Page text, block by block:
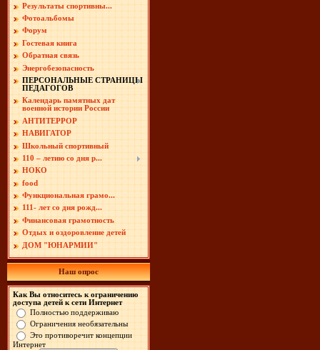
Результаты спортивны...
Фотоальбомы
Форум
Гостевая книга
Обратная связь
Энергобезопасность
ПЕРСОНАЛЬНЫЕ СТРАНИЦЫ
ПЕДАГОГОВ
Календарь памятных дат
военной истории России
АНТИТЕРРОР
НАВИГАТОР
Школьный спортивный
110 – летию со дня р...
НОКО
food
Функциональная грамо...
111- лет со дня рожд...
Финансовая грамотность
Отдых и оздоровление детей
ДОМ "ЮНАРМИИ"
Наш опрос
Как Вы относитесь к ограничению
доступа детей к сети Интернет
Полностью поддерживаю
Ограничения необязательны
Это противоречит концепции
Интернет